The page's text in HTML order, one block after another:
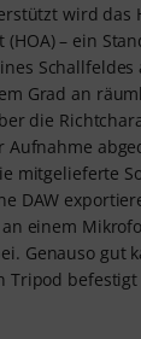
wird das
(HOA) – ein
Grad an
die
Aufnahme
mitgelieferte
DAW
an einem
Genauso gut
Tripod